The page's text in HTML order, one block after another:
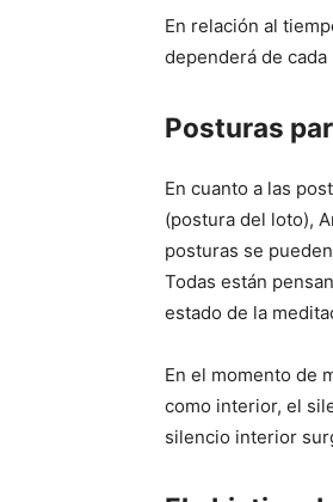
En relación al
dependerá de cada
Posturas
En cuanto a las
(postura del loto),
posturas se
Todas están
estado de la
En el momento de
como interior, el
silencio interior